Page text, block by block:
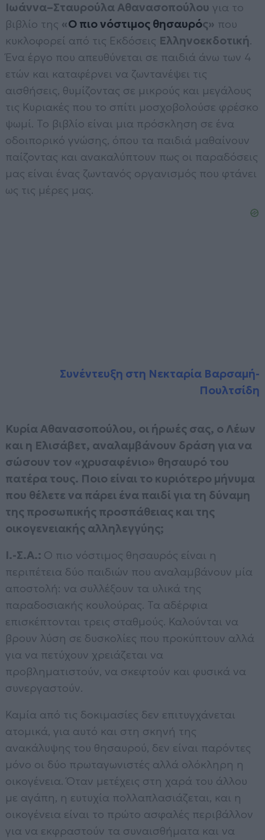
Ιωάννα–Σταυρούλα Αθανασοπούλου για το
βιβλίο της «Ο πιο νόστιμος θησαυρός» που
κυκλοφορεί από τις Εκδόσεις Ελληνοεκδοτική.
Ένα έργο που απευθύνεται σε παιδιά άνω των 4
ετών και καταφέρνει να ζωντανέψει τις
αισθήσεις, θυμίζοντας σε μικρούς και μεγάλους
τις Κυριακές που το σπίτι μοσχοβολούσε φρέσκο
ψωμί. To βιβλίο είναι μια πρόσκληση σε ένα
οδοιπορικό γνώσης, όπου τα παιδιά μαθαίνουν
παίζοντας και ανακαλύπτουν πως οι παραδόσεις
μας είναι ένας ζωντανός οργανισμός που φτάνει
ως τις μέρες μας.
Συνέντευξη στη Νεκταρία Βαρσαμή-
Πουλτσίδη
Κυρία Αθανασοπούλου, οι ήρωές σας, ο Λέων
και η Ελισάβετ, αναλαμβάνουν δράση για να
σώσουν τον «χρυσαφένιο» θησαυρό του
πατέρα τους. Ποιο είναι το κυριότερο μήνυμα
που θέλετε να πάρει ένα παιδί για τη δύναμη
της προσωπικής προσπάθειας και της
οικογενειακής αλληλεγγύης;
Ι.-Σ.Α.: Ο πιο νόστιμος θησαυρός είναι η
περιπέτεια δύο παιδιών που αναλαμβάνουν μία
αποστολή: να συλλέξουν τα υλικά της
παραδοσιακής κουλούρας. Τα αδέρφια
επισκέπτονται τρεις σταθμούς. Καλούνται να
βρουν λύση σε δυσκολίες που προκύπτουν αλλά
για να πετύχουν χρειάζεται να
προβληματιστούν, να σκεφτούν και φυσικά να
συνεργαστούν.
Καμία από τις δοκιμασίες δεν επιτυγχάνεται
ατομικά, για αυτό και στη σκηνή της
ανακάλυψης του θησαυρού, δεν είναι παρόντες
μόνο οι δύο πρωταγωνιστές αλλά ολόκληρη η
οικογένεια. Όταν μετέχεις στη χαρά του άλλου
με αγάπη, η ευτυχία πολλαπλασιάζεται, και η
οικογένεια είναι το πρώτο ασφαλές περιβάλλον
για να εκφραστούν τα συναισθήματα και να